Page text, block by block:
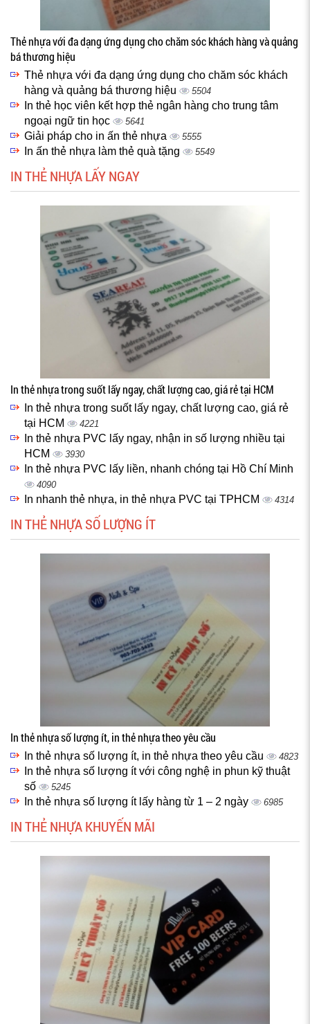
Thẻ nhựa với đa dạng ứng dụng cho chăm sóc khách hàng và quảng
bá thương hiệu
Thẻ nhựa với đa dạng ứng dụng cho chăm sóc khách
hàng và quảng bá thương hiệu
5504
In thẻ học viên kết hợp thẻ ngân hàng cho trung tâm
ngoại ngữ tin học
5641
Giải pháp cho in ấn thẻ nhựa 5555
In ấn thẻ nhựa làm thẻ quà tặng 5549
IN THẺ NHỰA LẤY NGAY
In thẻ nhựa trong suốt lấy ngay, chất lượng cao, giá rẻ tại HCM
In thẻ nhựa trong suốt lấy ngay, chất lượng cao, giá rẻ
tại HCM
4221
In thẻ nhựa PVC lấy ngay, nhận in số lượng nhiều tại
HCM
3930
In thẻ nhựa PVC lấy liền, nhanh chóng tại Hồ Chí Minh
4090
In nhanh thẻ nhựa, in thẻ nhựa PVC tại TPHCM 4314
IN THẺ NHỰA SỐ LƯỢNG ÍT
In thẻ nhựa số lượng ít, in thẻ nhựa theo yêu cầu
In thẻ nhựa số lượng ít, in thẻ nhựa theo yêu cầu 4823
In thẻ nhựa số lượng ít với công nghệ in phun kỹ thuật
số
5245
In thẻ nhựa số lượng ít lấy hàng từ 1 – 2 ngày 6985
IN THẺ NHỰA KHUYẾN MÃI